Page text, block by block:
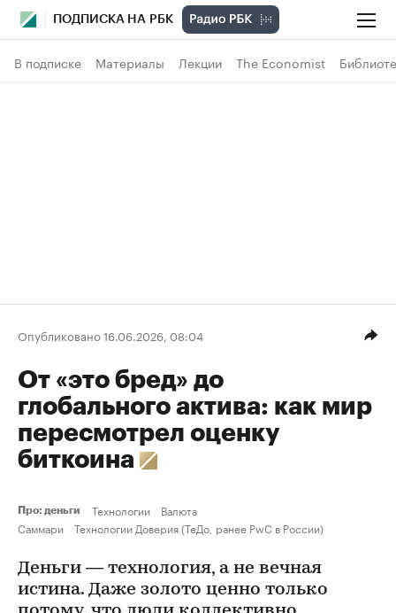
ПОДПИСКА НА РБК
В подписке Материалы Лекции The Economist
Опубликовано 16.06.2026, 08:04
От «это бред» до
глобального актива: как мир
пересмотрел оценку
биткоина
Про: деньги Технологии
Валюта
Саммари
Технологии Доверия (ТеДо, ранее PwC в России)
Деньги — технология, а не вечная
истина. Даже золото ценно только